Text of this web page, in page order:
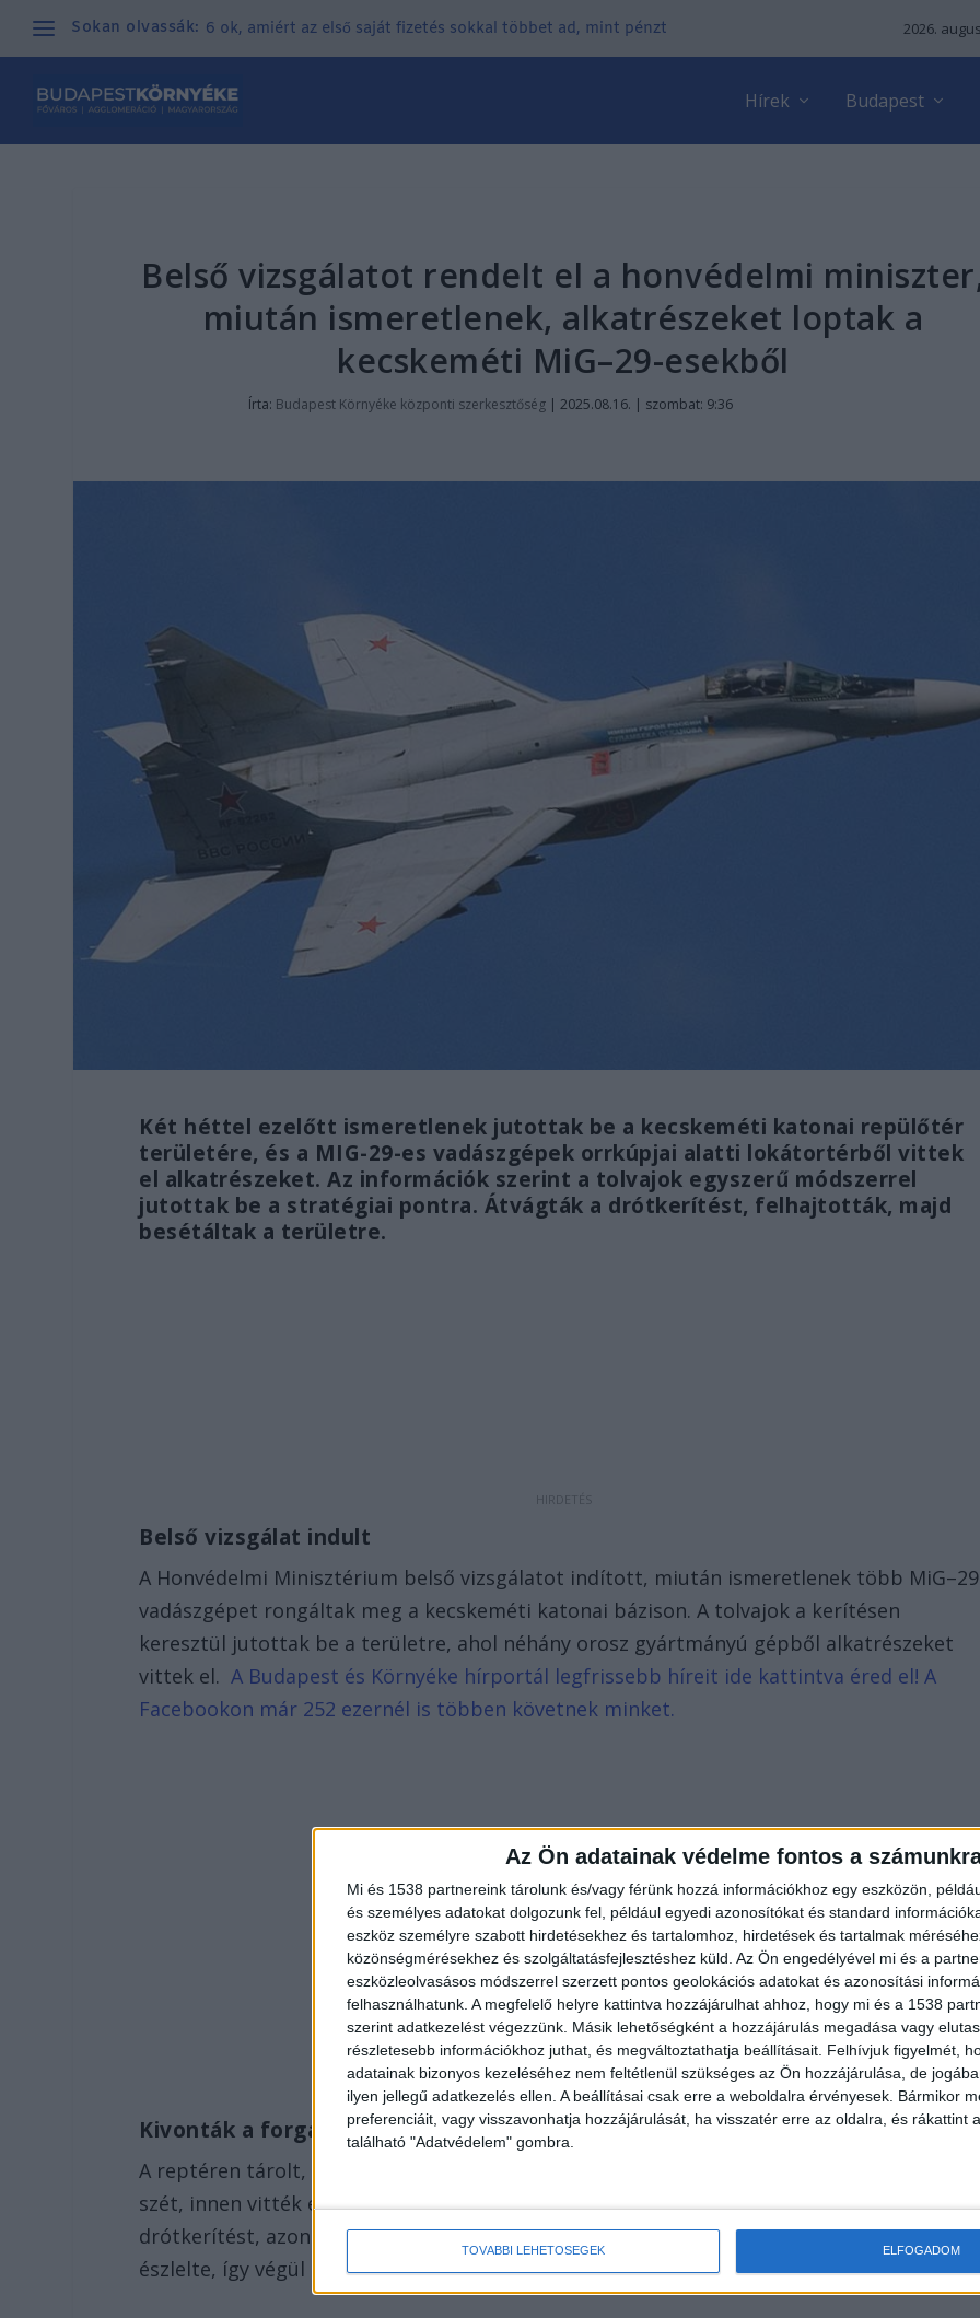
Az Ön adatainak védelme fontos a
Mi és 1538 partnereink tárolunk és/vagy férünk hozzá információkhoz egy eszközön,
és személyes adatokat dolgozunk fel, például egyedi azonosítókat és standard
eszköz személyre szabott hirdetésekhez és tartalomhoz, hirdetések és tartalmak
közönségmérésekhez és szolgáltatásfejlesztéshez küld. Az Ön engedélyével mi és a
eszközleolvasásos módszerrel szerzett pontos geolokációs adatokat és azonosítási
felhasználhatunk. A megfelelő helyre kattintva hozzájárulhat ahhoz, hogy mi és a 1538
szerint adatkezelést végezzünk. Másik lehetőségként a hozzájárulás megadása vagy
részletesebb információkhoz juthat, és megváltoztathatja beállításait. Felhívjuk figyelmét,
adatainak bizonyos kezeléséhez nem feltétlenül szükséges az Ön hozzájárulása, de
ilyen jellegű adatkezelés ellen. A beállításai csak erre a weboldalra érvényesek. Bármikor
preferenciáit, vagy visszavonhatja hozzájárulását, ha visszatér erre az oldalra, és rákattint
található "Adatvédelem" gombra.
TOVÁBBI LEHETŐSÉGEK ELFOGADOM
Sokan olvassák: 6 ok, amiért az első saját fizetés sokkal többet ad, mint pénzt 2026.
Hírek Budapest
Belső vizsgálatot rendelt el a honvédelmi
miután ismeretlenek, alkatrészeket loptak a
kecskeméti MiG–29-esekből
Írta: Budapest Környéke központi szerkesztőség| 2025.08.16. | szombat: 9:36
Két héttel ezelőtt ismeretlenek jutottak be a kecskeméti katonai repülőtér
területére, és a MIG-29-es vadászgépek orrkúpjai alatti lokátortérből vittek
el alkatrészeket. Az információk szerint a tolvajok egyszerű módszerrel
jutottak be a stratégiai pontra. Átvágták a drótkerítést, felhajtották, majd
besétáltak a területre.
Belső vizsgálat indult
A Honvédelmi Minisztérium belső vizsgálatot indított, miután ismeretlenek több MiG–29
vadászgépet rongáltak meg a kecskeméti katonai bázison. A tolvajok a kerítésen
keresztül jutottak be a területre, ahol néhány orosz gyártmányú gépből alkatrészeket
vittek el.A Budapest és Környéke hírportál legfrissebb híreit ide kattintva éred el! A
Facebookon már 252 ezernél is többen követnek minket.
Kivonták a forgalomból
A reptéren tárolt, már évek óta rendszerből kivont vadászrepülők lokátorterét szerelték
szét, innen vitték el a kiszemelt darabokat. Információk szerint egyszerűen felhajtották
drótkerítést, azon átbújtak, majd dolgozni kezdtek. A tevékenységüket senki nem
észlelte, így végül értékes alkatrészekkel távoztak.